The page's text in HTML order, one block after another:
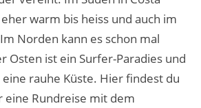
warm bis heiss und auch im
Norden kann es schon mal
Osten ist ein Surfer-Paradies und
rauhe Küste. Hier findest du
eine Rundreise mit dem